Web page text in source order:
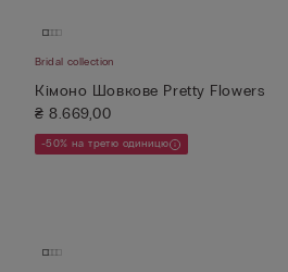
Bridal collection
Кімоно Шовкове Pretty Flowers
₴ 8.669,00
-50% на третю одиницю